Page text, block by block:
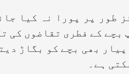
پر پورا نہ کیا
کے فطری تقاضوں کی
بھی بچے کو بگاڑ
ہے۔